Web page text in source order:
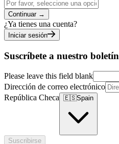
Continuar →
¿Ya tienes una cuenta?
Iniciar sesión
Suscríbete a nuestro boletín
Please leave this field blank
Dirección de correo electrónico
República Checa 🇪🇸Spain
Suscribirse